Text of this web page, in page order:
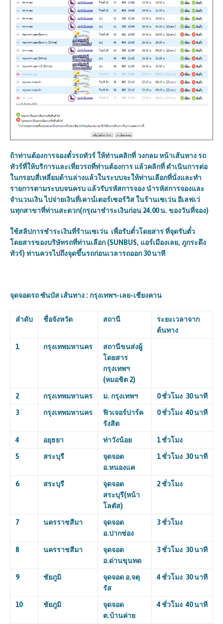
ถ้าท่านต้องการจองตั๋วรถทัวร์ ให้ท่านคลิกที่ วงกลม หน้าเส้นทาง รถ
ทัวร์ที่ให้บริการและเที่ยวรถที่ท่านต้องการ แล้วคลิกที่ ดำเนินการต่อ
ในกรอบสี่เหลี่ยมด้านล่างแล้วในระบบจะให้ท่านเลือกที่นั่งและทำ
รายการตามระบบจนครบ แล้วรับรหัสการจอง นำรหัสการจองและ
จำนวนเงิน ไปจ่ายเงินที่เคาน์เตอร์เซอร์วิส ในร้านเซเว่น อีเลฟเว่
นทุกสาขาที่ท่านสะดวก(กรุณาชำระเงินก่อน 24.00 น. ของวันที่จอง)
ใช้สลิปการชำระเงินที่ร้านเซเว่น เพื่อรับตั๋วโดยสาร ที่จุดรับตั๋ว
โดยสารของบริษัทรถที่ท่านเลือก (SUNBUS, แอร์เมืองเลย, ภูกระดึง
ทัวร์)ท่านควรไปถึงจุดขึ้นรถก่อนเวลารถออก 30 นาที
จุดจอดรถ ซันบัส เส้นทาง : กรุงเทพฯ-เลย-เชียงคาน
ลำดับ ชื่อจังหวัด สถานี
ระยะเวลาจาก
ต้นทาง
1 กรุงเทพมหานคร
สถานีขนส่งผู้
โดยสาร
กรุงเทพฯ
(หมอชิต 2)
2 กรุงเทพมหานคร ม. กรุงเทพฯ 0 ชั่วโมง 30 นาที
3 กรุงเทพมหานคร
ฟิวเจอร์ปาร์ค
รังสิต
0 ชั่วโมง 40 นาที
4 อยุธยา ท่าวังน้อย 1 ชั่วโมง
5 สระบุรี
จุดจอด
อ.หนองแค
1 ชั่วโมง 30 นาที
6 สระบุรี
จุดจอด
สระบุรี(หน้า
โลตัส)
2 ชั่วโมง
7 นครราชสีมา
จุดจอด
อ.ปากช่อง
3 ชั่วโมง
8 นครราชสีมา
จุดจอด
อ.ด่านขุนทด
3 ชั่วโมง 30 นาที
9 ชัยภูมิ
จุดจอด อ.จตุ
รัส
4 ชั่วโมง 30 นาที
10 ชัยภูมิ
จุดจอด
ต.บ้านค่าย
4 ชั่วโมง 40 นาที